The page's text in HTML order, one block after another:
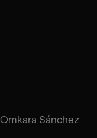
Omkara Sánchez